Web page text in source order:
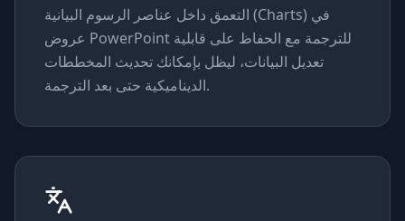
التعمق داخل عناصر الرسوم البيانية (Charts) في
عروض PowerPoint للترجمة مع الحفاظ على قابلية
تعديل البيانات، ليظل بإمكانك تحديث المخططات
الديناميكية حتى بعد الترجمة.